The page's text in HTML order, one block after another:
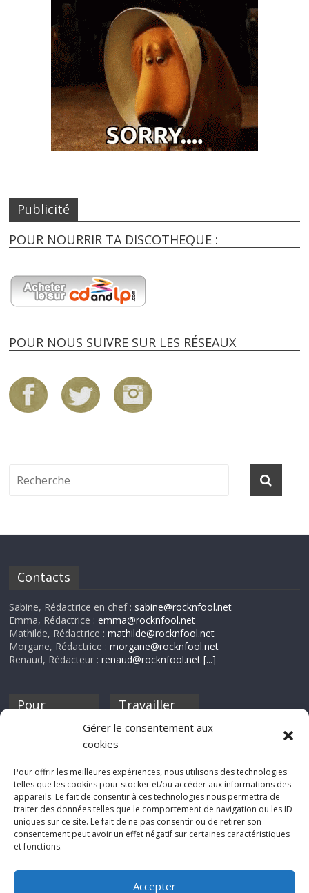
Gérer le consentement aux
cookies
Pour offrir les meilleures expériences, nous utilisons des technologies
telles que les cookies pour stocker et/ou accéder aux informations des
appareils. Le fait de consentir à ces technologies nous permettra de
traiter des données telles que le comportement de navigation ou les ID
uniques sur ce site. Le fait de ne pas consentir ou de retirer son
consentement peut avoir un effet négatif sur certaines caractéristiques
et fonctions.
Accepter
Publicité
POUR NOURRIR TA DISCOTHEQUE :
POUR NOUS SUIVRE SUR LES RÉSEAUX
Contacts
Sabine, Rédactrice en chef : sabine@rocknfool.net
Emma, Rédactrice :emma@rocknfool.net
Mathilde, Rédactrice :mathilde@rocknfool.net
Morgane, Rédactrice :morgane@rocknfool.net
Renaud, Rédacteur :renaud@rocknfool.net [...]
Pour
discothèque
Travailler
Si tu souhaites
Rocknfool, n'hésite
pas à nous envoyer
tes chroniques de
concerts, de films,
séries ou des billets
d'humeur :
net